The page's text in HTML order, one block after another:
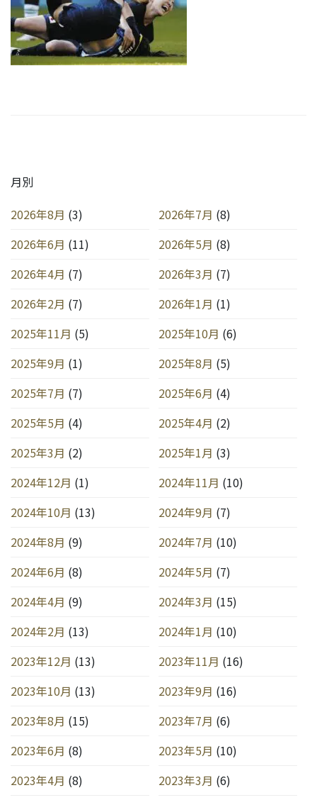
月別
2026年8月 (3) 2026年7月 (8)
2026年6月 (11) 2026年5月 (8)
2026年4月 (7) 2026年3月 (7)
2026年2月 (7) 2026年1月 (1)
2025年11月 (5) 2025年10月 (6)
2025年9月 (1) 2025年8月 (5)
2025年7月 (7) 2025年6月 (4)
2025年5月 (4) 2025年4月 (2)
2025年3月 (2) 2025年1月 (3)
2024年12月 (1) 2024年11月 (10)
2024年10月 (13) 2024年9月 (7)
2024年8月 (9) 2024年7月 (10)
2024年6月 (8) 2024年5月 (7)
2024年4月 (9) 2024年3月 (15)
2024年2月 (13) 2024年1月 (10)
2023年12月 (13) 2023年11月 (16)
2023年10月 (13) 2023年9月 (16)
2023年8月 (15) 2023年7月 (6)
2023年6月 (8) 2023年5月 (10)
2023年4月 (8) 2023年3月 (6)